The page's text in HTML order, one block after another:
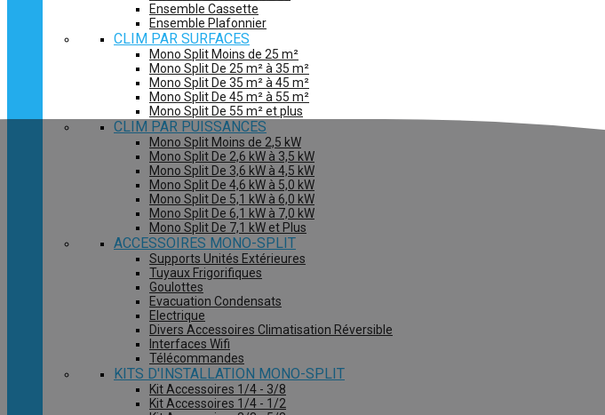
Ensemble Cassette
Ensemble Plafonnier
CLIM PAR SURFACES
Mono Split Moins de 25 m²
Mono Split De 25 m² à 35 m²
Mono Split De 35 m² à 45 m²
Mono Split De 45 m² à 55 m²
Mono Split De 55 m² et plus
CLIM PAR PUISSANCES
Mono Split Moins de 2,5 kW
Mono Split De 2,6 kW à 3,5 kW
Mono Split De 3,6 kW à 4,5 kW
Mono Split De 4,6 kW à 5,0 kW
Mono Split De 5,1 kW à 6,0 kW
Mono Split De 6,1 kW à 7,0 kW
Mono Split De 7,1 kW et Plus
ACCESSOIRES MONO-SPLIT
Supports Unités Extérieures
Tuyaux Frigorifiques
Goulottes
Evacuation Condensats
Electrique
Divers Accessoires Climatisation Réversible
Interfaces Wifi
Télécommandes
KITS D'INSTALLATION MONO-SPLIT
Kit Accessoires 1/4 - 3/8
Kit Accessoires 1/4 - 1/2